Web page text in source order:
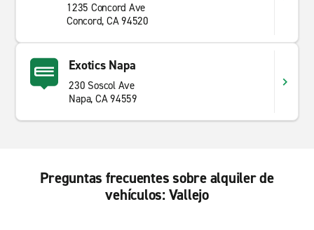
1235 Concord Ave
Concord, CA 94520
Exotics Napa
230 Soscol Ave
Napa, CA 94559
Preguntas frecuentes sobre alquiler de
vehículos: Vallejo